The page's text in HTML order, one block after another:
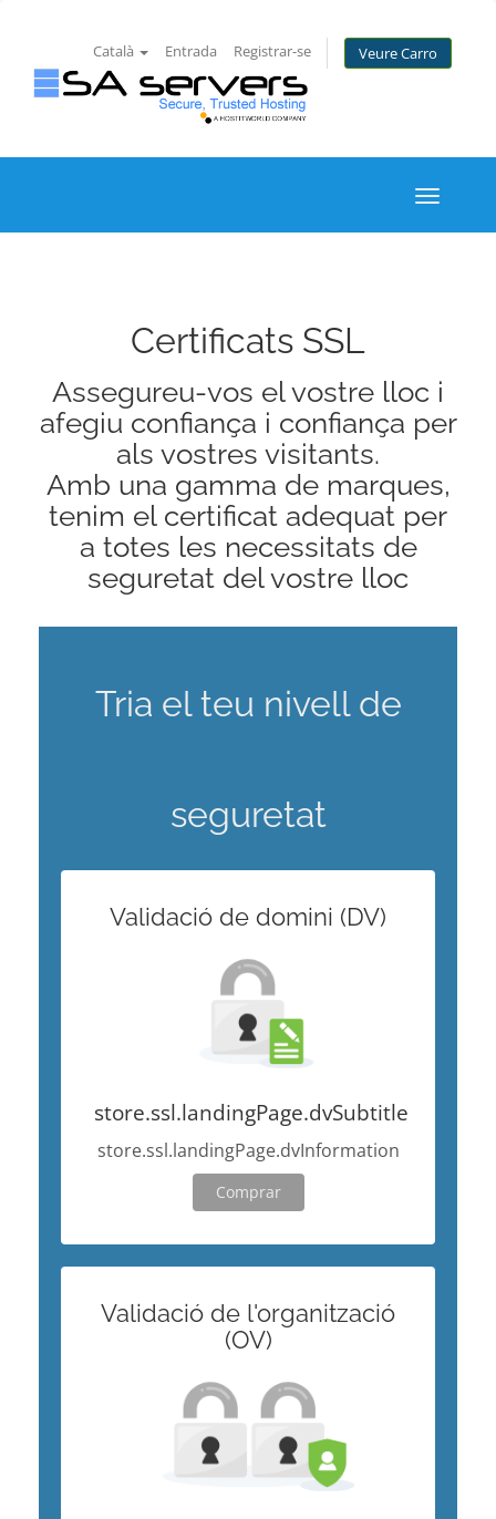
Català Entrada Registrar-se Veure Carro
Toggle
Certificats SSL
Assegureu-vos el vostre lloc i
afegiu confiança i confiança per
als vostres visitants.
Amb una gamma de marques,
tenim el certificat adequat per
a totes les necessitats de
seguretat del vostre lloc
Tria el teu nivell de
seguretat
Validació de domini (DV)
store.ssl.landingPage.dvSubtitle
store.ssl.landingPage.dvInformation
Comprar
Validació de l'organització
(OV)